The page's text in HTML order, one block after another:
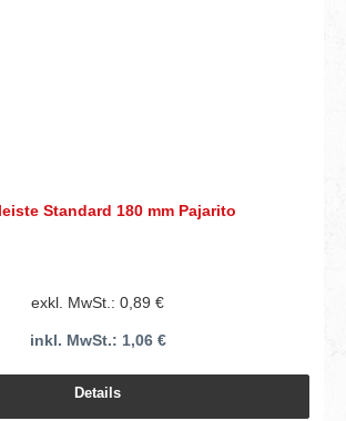
Standard 180 mm Pajarito
exkl. MwSt.: 0,89 €
inkl. MwSt.: 1,06 €
Details